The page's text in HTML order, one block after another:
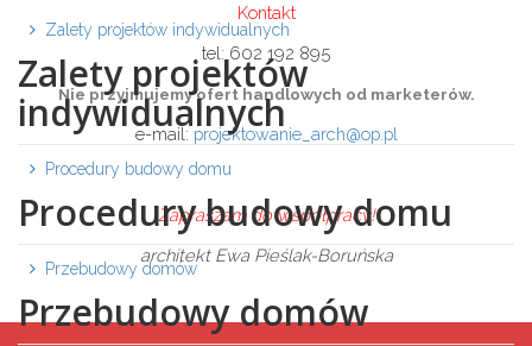
Zalety projektów indywidualnych
Zalety projektów
indywidualnych
Procedury budowy domu
Procedury budowy domu
Przebudowy domów
Przebudowy domów
Kontakt
tel: 602 192 895
Nie przyjmujemy ofert handlowych od marketerów.
e-mail: projektowanie_arch@op.pl
Zapraszam do współpracy!
architekt Ewa Pieślak-Boruńska